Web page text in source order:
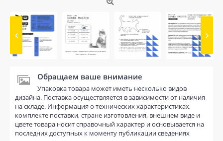
Обращаем ваше внимание
Упаковка товара может иметь несколько видов
дизайна. Поставка осуществляется в зависимости от наличия
на складе. Информация о технических характеристиках,
комплекте поставки, стране изготовления, внешнем виде и
цвете товара носит справочный характер и основывается на
последних доступных к моменту публикации сведениях